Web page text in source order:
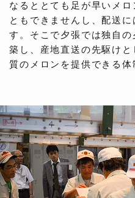
なるととても足が早いメ
ともできませんし、配送
す。そこで夕張では独自
築し、産地直送の先駆け
質のメロンを提供できる体